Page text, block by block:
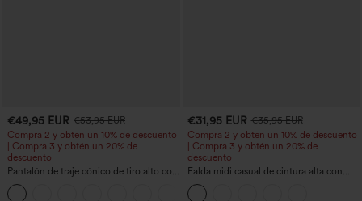
€49,95 EUR €53,95 EUR
Compra 2 y obtén un 10% de descuento
| Compra 3 y obtén un 20% de
descuento
Pantalón de traje cónico de tiro alto con
bolsillos
€31,95 EUR €35,95 EUR
Compra 2 y obtén un 10% de descuento
| Compra 3 y obtén un 20% de
descuento
Falda midi casual de cintura alta con
control abdominal, fruncida, bajo curvo,
2 en 1 en forro polar y PU